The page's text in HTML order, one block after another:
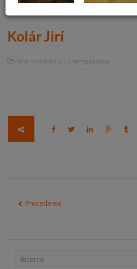
Kolár Jirí
Arte moderna e contemporanea
Precedente